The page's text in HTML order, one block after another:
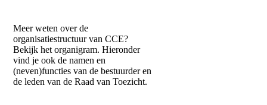
Meer weten over de
organisatiestructuur van CCE?
Bekijk het organigram. Hieronder
vind je ook de namen en
(neven)functies van de bestuurder en
de leden van de Raad van Toezicht.